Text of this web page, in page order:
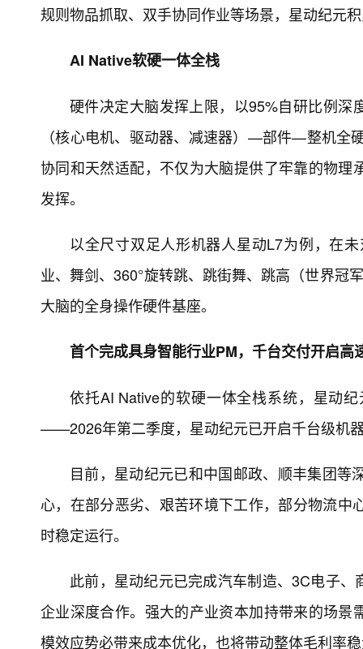
规则物品抓取、双手协同作业等场景，星动纪元
AI Native软硬一体全栈
硬件决定大脑发挥上限，以95%自研比例
（核心电机、驱动器、减速器）—部件—整机全
协同和天然适配，不仅为大脑提供了牢靠的物
发挥。
以全尺寸双足人形机器人星动L7为例，在
业、舞剑、360°旋转跳、跳街舞、跳高（世界冠
大脑的全身操作硬件基座。
首个完成具身智能行业PM，千台交付开启高
依托AI Native的软硬一体全栈系统，星动
——2026年第二季度，星动纪元已开启千台级机
目前，星动纪元已和中国邮政、顺丰集团
心，在部分恶劣、艰苦环境下工作，部分物流
时稳定运行。
此前，星动纪元已完成汽车制造、3C电子
企业深度合作。强大的产业资本加持带来的场
模效应势必带来成本优化，也将带动整体毛利率